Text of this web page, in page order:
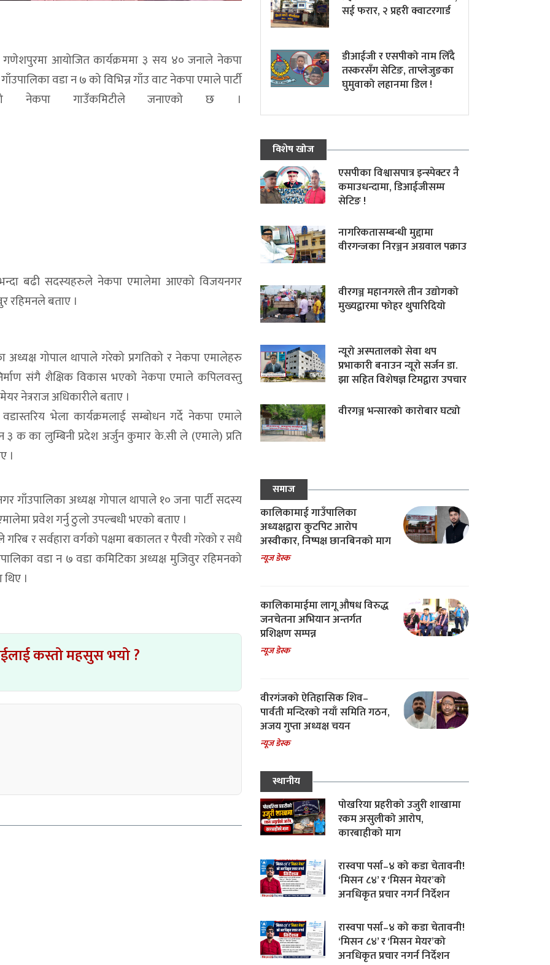
आयोजित कार्यक्रममा ३ सय ४० जनाले नेकपा
वडा न ७ को विभिन्न गाँउ वाट नेकपा एमाले पार्टी
नेकपा गाउँकमिटीले जनाएको छ ।
भन्दा बढी सदस्यहरुले नेकपा एमालेमा आएको विजयनगर
रहिमनले बताए ।
गोपाल थापाले गरेको प्रगतिको र नेकपा एमालेहरु
संगै शैक्षिक विकास भएको नेकपा एमाले कपिलवस्तु
नेत्रराज अधिकारीले बताए ।
भेला कार्यक्रमलाई सम्बोधन गर्दे नेकपा एमाले
क का लुम्बिनी प्रदेश अर्जुन कुमार के.सी ले (एमाले) प्रति
।
अध्यक्ष गोपाल थापाले १० जना पार्टी सदस्य
प्रवेश गर्नु ठुलो उपल्बधी भएको बताए ।
र सर्वहारा वर्गको पक्षमा बकालत र पैरवी गरेको र सधै
वडा न ७ वडा कमिटिका अध्यक्ष मुजिवुर रहिमनको
।
कस्तो महसुस भयो ?
सई फरार, २ प्रहरी क्वाटरगार्ड
डीआईजी र एसपीको नाम लिँदै
तस्करसँग सेटिङ, ताप्लेजुङका
घुमुवाको लहानमा डिल !
विशेष खोज
एसपीका विश्वासपात्र इन्स्पेक्टर नै
कमाउधन्दामा, डिआईजीसम्म
सेटिङ !
नागरिकतासम्बन्धी मुद्दामा
वीरगन्जका निरञ्जन अग्रवाल पक्राउ
वीरगञ्ज महानगरले तीन उद्योगको
मुख्यद्वारमा फोहर थुपारिदियो
न्यूरो अस्पतालको सेवा थप
प्रभाकारी बनाउन न्यूरो सर्जन डा.
झा सहित विशेषज्ञ टिमद्वारा उपचार
वीरगञ्ज भन्सारको कारोबार घट्यो
समाज
कालिकामाई गाउँपालिका
अध्यक्षद्वारा कुटपिट आरोप
अस्वीकार, निष्पक्ष छानबिनको माग
न्यूज डेस्क
कालिकामाईमा लागू औषध विरुद्ध
जनचेतना अभियान अन्तर्गत
प्रशिक्षण सम्पन्न
न्यूज डेस्क
वीरगंजको ऐतिहासिक शिव–
पार्वती मन्दिरको नयाँ समिति गठन,
अजय गुप्ता अध्यक्ष चयन
न्यूज डेस्क
स्थानीय
पोखरिया प्रहरीको उजुरी शाखामा
रकम असुलीको आरोप,
कारबाहीको माग
रास्वपा पर्सा–४ को कडा चेतावनी!
‘मिसन ८४’ र ‘मिसन मेयर’को
अनधिकृत प्रचार नगर्न निर्देशन
रास्वपा पर्सा–४ को कडा चेतावनी!
‘मिसन ८४’ र ‘मिसन मेयर’को
अनधिकृत प्रचार नगर्न निर्देशन